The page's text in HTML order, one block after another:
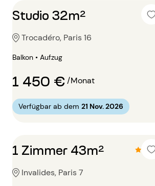
Studio 32m²
Trocadéro, Paris 16
Balkon • Aufzug
1 450 €/Monat
Verfügbar ab dem 21 Nov. 2026
1 Zimmer 43m²
Invalides, Paris 7